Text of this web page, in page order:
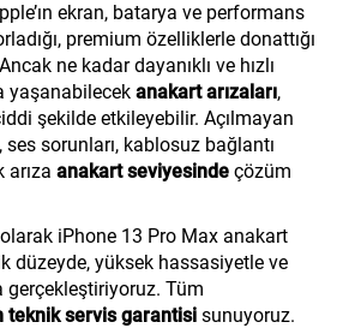
ekran, batarya ve performans
premium özelliklerle donattığı
ne kadar dayanıklı ve hızlı
yaşanabilecek anakart arızaları,
şekilde etkileyebilir. Açılmayan
sorunları, kablosuz bağlantı
anakart seviyesinde çözüm
olarak iPhone 13 Pro Max anakart
düzeyde, yüksek hassasiyetle ve
Tüm
teknik servis garantisi sunuyoruz.